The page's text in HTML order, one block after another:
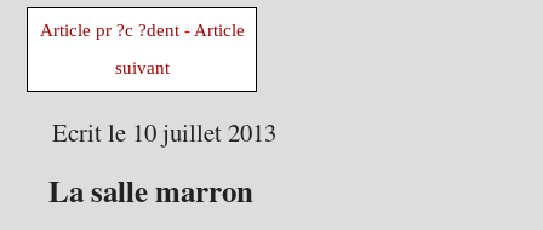
Article pr ?c ?dent-Article
suivant
Ecrit le 10 juillet 2013
La salle marron